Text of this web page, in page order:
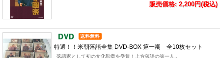
販売価格: 2,200円(税込)
特選！！米朝落語全集 DVD-BOX 第一期 全10枚セット
落語家として初の文化勲章を受賞！上方落語の第一人..